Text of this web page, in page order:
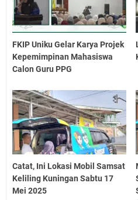
FKIP Uniku Gelar Karya Projek
Kepemimpinan Mahasiswa
Calon Guru PPG
Catat, Ini Lokasi Mobil Samsat
Keliling Kuningan Sabtu 17
Mei 2025